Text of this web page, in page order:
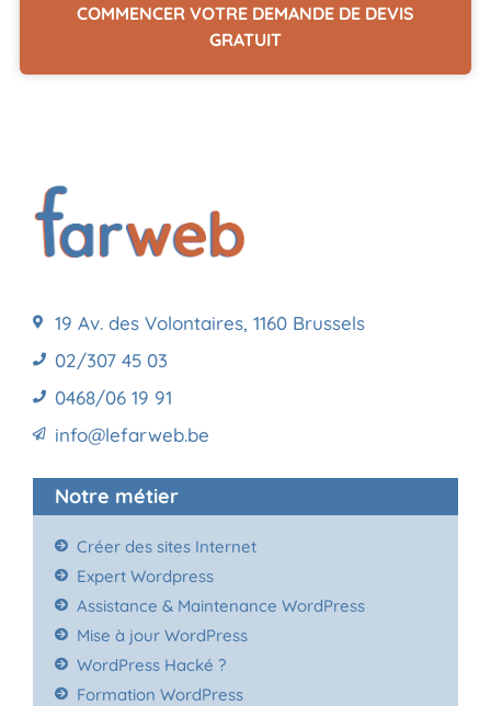
COMMENCER VOTRE DEMANDE DE DEVIS
GRATUIT
19 Av. des Volontaires, 1160 Brussels
02/307 45 03
0468/06 19 91
info@lefarweb.be
Notre métier
Créer des sites Internet
Expert Wordpress
Assistance & Maintenance WordPress
Mise à jour WordPress
WordPress Hacké ?
Formation WordPress